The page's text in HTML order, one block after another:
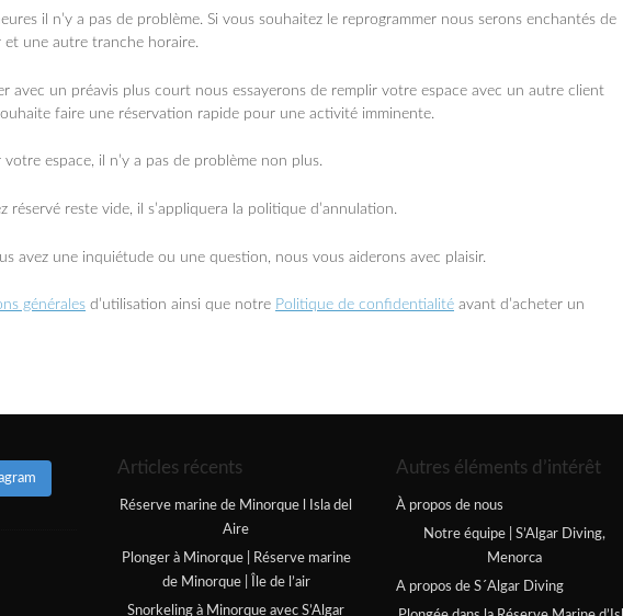
il n’y a pas de problème. Si vous souhaitez le reprogrammer nous serons enchantés de
une autre tranche horaire.
avec un préavis plus court nous essayerons de remplir votre espace avec un autre client
faire une réservation rapide pour une activité imminente.
espace, il n’y a pas de problème non plus.
réservé reste vide, il s’appliquera la politique d’annulation.
avez une inquiétude ou une question, nous vous aiderons avec plaisir.
générales d’utilisation ainsi que notre Politique de confidentialité avant d’acheter un
Articles récents
Réserve marine de Minorque l Isla del
Aire
Plonger à Minorque | Réserve marine
de Minorque | Île de l’air
Snorkeling à Minorque avec S’Algar
Autres éléments d’intérêt
À propos de nous
Notre équipe | S’Algar Diving,
Menorca
A propos de S´Algar Diving